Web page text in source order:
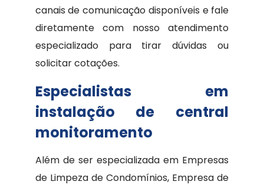
canais de comunicação disponíveis e fale
diretamente com nosso atendimento
especializado para tirar dúvidas ou
solicitar cotações.
Especialistas em
instalação de central
monitoramento
Além de ser especializada em Empresas
de Limpeza de Condomínios, Empresa de